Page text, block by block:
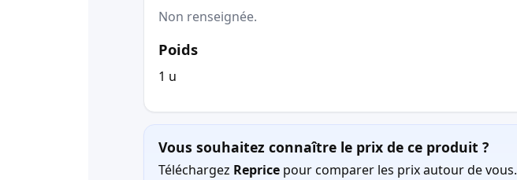
Non renseignée.
Poids
1 u
Vous souhaitez connaître le prix de ce produit ?
Téléchargez Reprice pour comparer les prix autour de vous.